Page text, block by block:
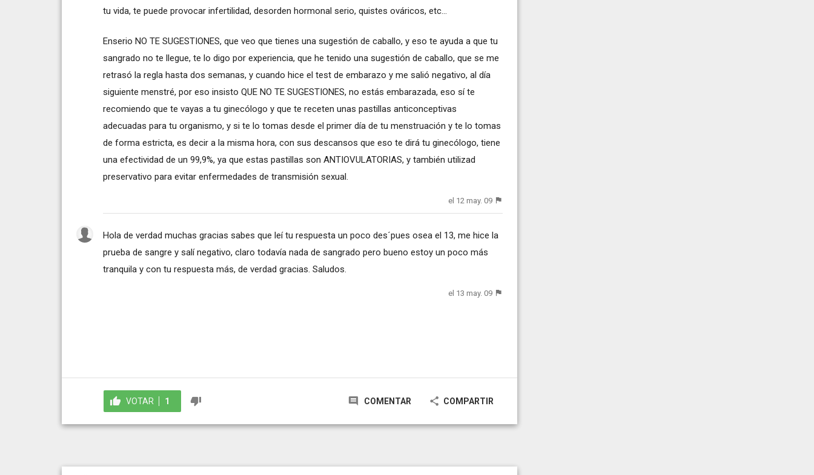
tu vida, te puede provocar infertilidad, desorden hormonal serio, quistes ováricos, etc...
Enserio NO TE SUGESTIONES, que veo que tienes una sugestión de caballo, y eso te ayuda a que tu
sangrado no te llegue, te lo digo por experiencia, que he tenido una sugestión de caballo, que se me
retrasó la regla hasta dos semanas, y cuando hice el test de embarazo y me salió negativo, al día
siguiente menstré, por eso insisto QUE NO TE SUGESTIONES, no estás embarazada, eso sí te
recomiendo que te vayas a tu ginecólogo y que te receten unas pastillas anticonceptivas
adecuadas para tu organismo, y si te lo tomas desde el primer día de tu menstruación y te lo tomas
de forma estricta, es decir a la misma hora, con sus descansos que eso te dirá tu ginecólogo, tiene
una efectividad de un 99,9%, ya que estas pastillas son ANTIOVULATORIAS, y también utilizad
preservativo para evitar enfermedades de transmisión sexual.
el 12 may. 09
Hola de verdad muchas gracias sabes que leí tu respuesta un poco des´pues osea el 13, me hice la
prueba de sangre y salí negativo, claro todavía nada de sangrado pero bueno estoy un poco más
tranquila y con tu respuesta más, de verdad gracias. Saludos.
el 13 may. 09
VOTAR 1 COMENTAR COMPARTIR